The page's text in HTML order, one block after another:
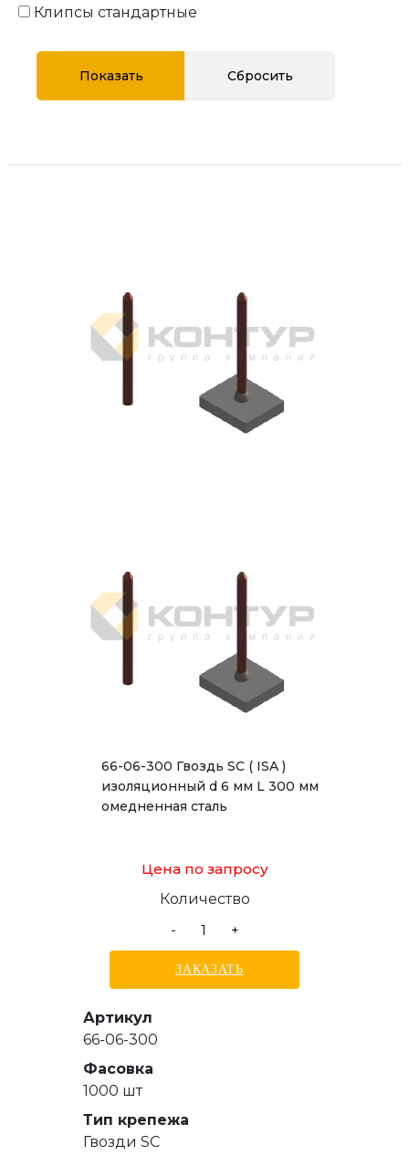
Клипсы стандартные
66-06-300 Гвоздь SC ( ISA )
изоляционный d 6 мм L 300 мм
омедненная сталь
Цена по запросу
Количество
-
+
ЗАКАЗАТЬ
Артикул
66-06-300
Фасовка
1000 шт
Тип крепежа
Гвозди SC